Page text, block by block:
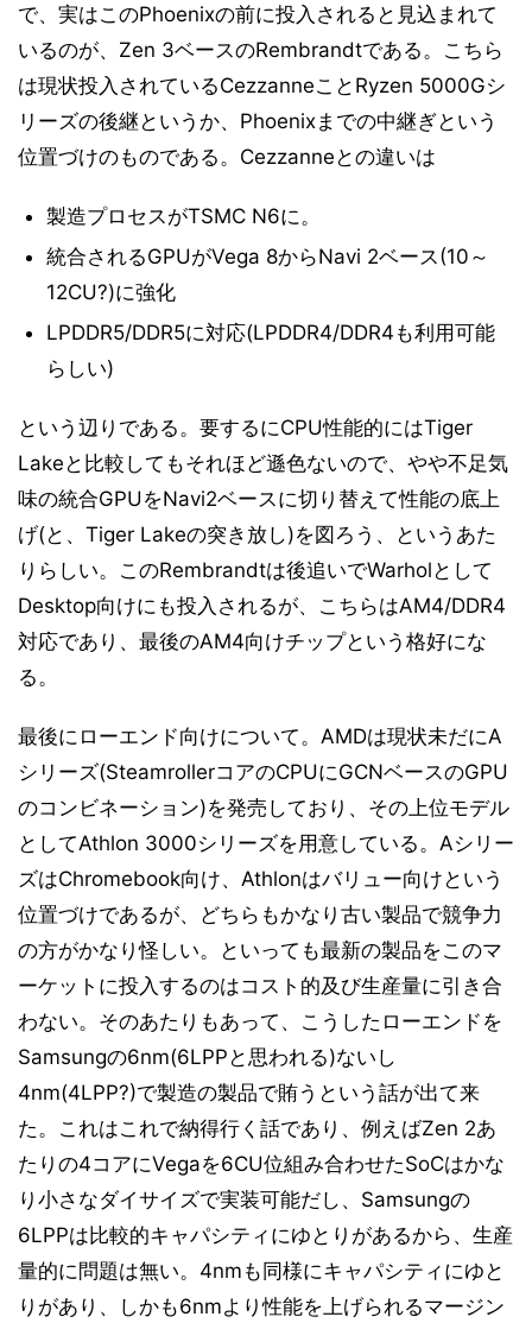
で、実はこのPhoenixの前に投入されると見込まれて
いるのが、Zen 3ベースのRembrandtである。こちら
は現状投入されているCezzanneことRyzen 5000Gシ
リーズの後継というか、Phoenixまでの中継ぎという
位置づけのものである。Cezzanneとの違いは
製造プロセスがTSMC N6に。
統合されるGPUがVega 8からNavi 2ベース(10～
12CU?)に強化
LPDDR5/DDR5に対応(LPDDR4/DDR4も利用可能
らしい)
という辺りである。要するにCPU性能的にはTiger
Lakeと比較してもそれほど遜色ないので、やや不足気
味の統合GPUをNavi2ベースに切り替えて性能の底上
げ(と、Tiger Lakeの突き放し)を図ろう、というあた
りらしい。このRembrandtは後追いでWarholとして
Desktop向けにも投入されるが、こちらはAM4/DDR4
対応であり、最後のAM4向けチップという格好にな
る。
最後にローエンド向けについて。AMDは現状未だにA
シリーズ(SteamrollerコアのCPUにGCNベースのGPU
のコンビネーション)を発売しており、その上位モデル
としてAthlon 3000シリーズを用意している。Aシリー
ズはChromebook向け、Athlonはバリュー向けという
位置づけであるが、どちらもかなり古い製品で競争力
の方がかなり怪しい。といっても最新の製品をこのマ
ーケットに投入するのはコスト的及び生産量に引き合
わない。そのあたりもあって、こうしたローエンドを
Samsungの6nm(6LPPと思われる)ないし
4nm(4LPP?)で製造の製品で賄うという話が出て来
た。これはこれで納得行く話であり、例えばZen 2あ
たりの4コアにVegaを6CU位組み合わせたSoCはかな
り小さなダイサイズで実装可能だし、Samsungの
6LPPは比較的キャパシティにゆとりがあるから、生産
量的に問題は無い。4nmも同様にキャパシティにゆと
りがあり、しかも6nmより性能を上げられるマージン